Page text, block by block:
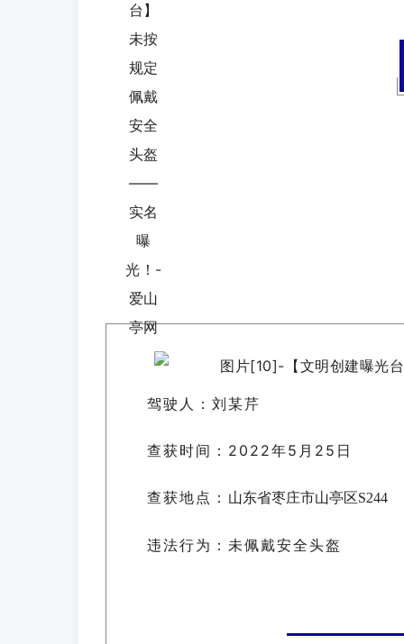
驾驶人： 刘某芹
查获时间：2022年5月25日
查获地点： 山东省枣庄市山亭区S244
违法行为：未佩戴安全头盔